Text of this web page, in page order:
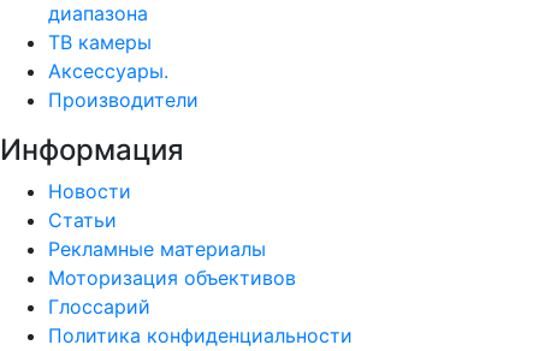
диапазона
ТВ камеры
Аксессуары.
Производители
Информация
Новости
Статьи
Рекламные материалы
Моторизация объективов
Глоссарий
Политика конфиденциальности